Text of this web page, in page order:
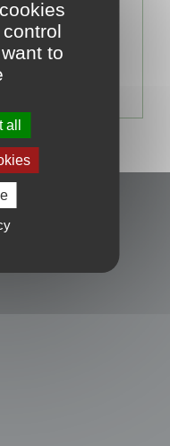
DURABL
to